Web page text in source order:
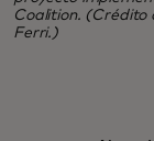
Coalition. (Crédito
Ferri.)